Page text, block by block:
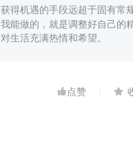
获得机遇的手段远超于固有常
我能做的，就是调整好自己的
对生活充满热情和希望。
 